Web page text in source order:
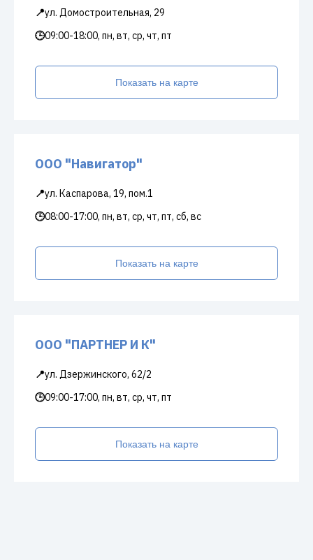
📍ул. Домостроительная, 29
🕒09:00-18:00, пн, вт, ср, чт, пт
Показать на карте
ООО "Навигатор"
📍ул. Каспарова, 19, пом.1
🕒08:00-17:00, пн, вт, ср, чт, пт, сб, вс
Показать на карте
ООО "ПАРТНЕР И К"
📍ул. Дзержинского, 62/2
🕒09:00-17:00, пн, вт, ср, чт, пт
Показать на карте